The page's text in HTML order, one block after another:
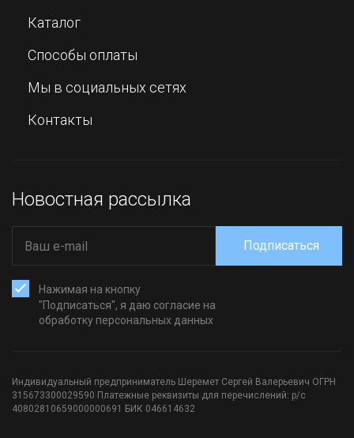
Каталог
Способы оплаты
Мы в социальных сетях
Контакты
Новостная рассылка
Нажимая на кнопку
"Подписаться", я даю согласие на
обработку персональных данных
Подписаться
Индивидуальный предприниматель Шеремет Сергей Валерьевич ОГРН
315673300029590 Платежные реквизиты для перечислений: р/с
40802810659000000691 БИК 046614632